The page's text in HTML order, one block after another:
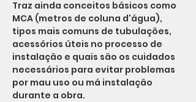
Traz ainda conceitos básicos como
MCA (metros de coluna d'água),
tipos mais comuns de tubulações,
acessórios úteis no processo de
instalação e quais são os cuidados
necessários para evitar problemas
por mau uso ou má instalação
durante a obra.